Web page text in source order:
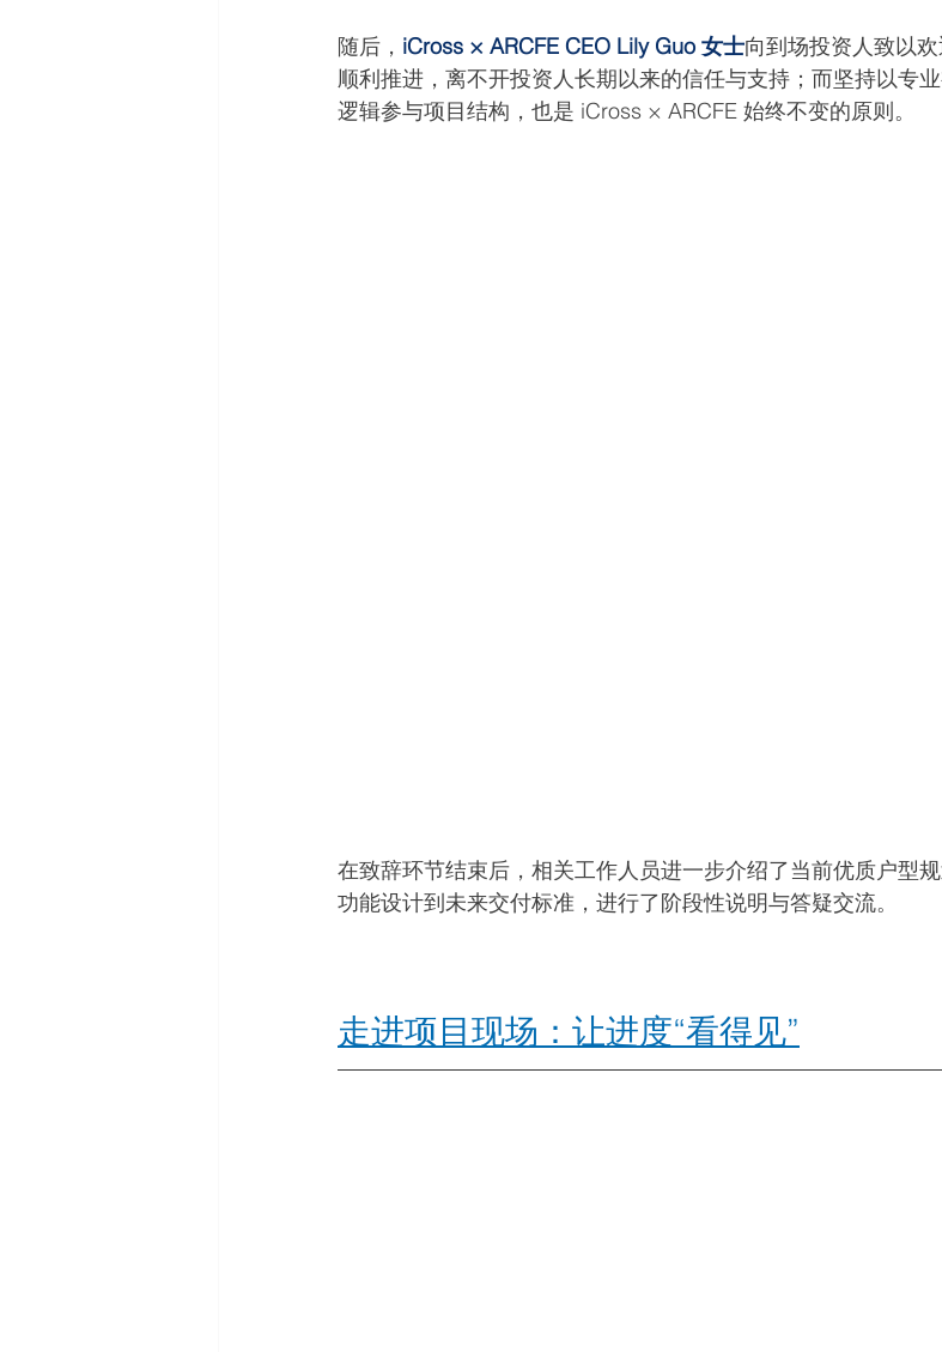
随后， iCross × ARCFE CEO Lily Guo 女士向到场投资人致以
顺利推进，离不开投资人长期以来的信任与支持；而坚持以专
逻辑参与项目结构，也是 iCross × ARCFE 始终不变的原则。
在致辞环节结束后，相关工作人员进一步介绍了当前优质户型
功能设计到未来交付标准，进行了阶段性说明与答疑交流。
走进项目现场：让进度“看得见”